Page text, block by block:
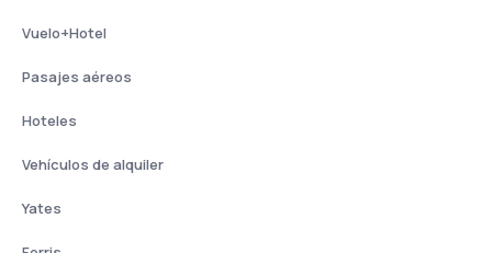
Vuelo+Hotel
Pasajes aéreos
Hoteles
Vehículos de alquiler
Yates